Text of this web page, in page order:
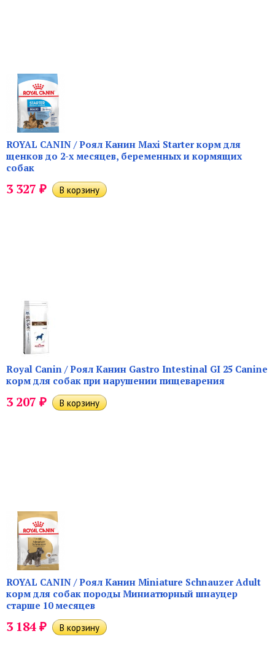
ROYAL CANIN / Роял Канин Maxi Starter корм для
щенков до 2-х месяцев, беременных и кормящих
собак
3 327 ₽
Royal Canin / Роял Канин Gastro Intestinal GI 25 Canine
корм для собак при нарушении пищеварения
3 207 ₽
ROYAL CANIN / Роял Канин Miniature Schnauzer Adult
корм для собак породы Миниатюрный шнауцер
старше 10 месяцев
3 184₽